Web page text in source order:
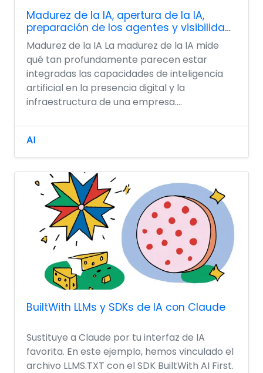
Madurez de la IA, apertura de la IA,
preparación de los agentes y visibilidad
de la IA.
Madurez de la IA La madurez de la IA mide
qué tan profundamente parecen estar
integradas las capacidades de inteligencia
artificial en la presencia digital y la
infraestructura de una empresa....
AI
BuiltWith LLMs y SDKs de IA con Claude
Sustituye a Claude por tu interfaz de IA
favorita. En este ejemplo, hemos vinculado el
archivo LLMS.TXT con el SDK BuiltWith AI First.